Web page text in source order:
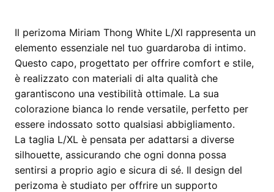
Il perizoma Miriam Thong White L/Xl rappresenta un
elemento essenziale nel tuo guardaroba di intimo.
Questo capo, progettato per offrire comfort e stile,
è realizzato con materiali di alta qualità che
garantiscono una vestibilità ottimale. La sua
colorazione bianca lo rende versatile, perfetto per
essere indossato sotto qualsiasi abbigliamento.
La taglia L/XL è pensata per adattarsi a diverse
silhouette, assicurando che ogni donna possa
sentirsi a proprio agio e sicura di sé. Il design del
perizoma è studiato per offrire un supporto